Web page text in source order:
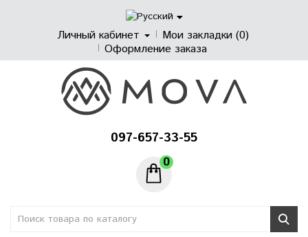
Личный кабинет
Мои закладки (0)
Оформление заказа
097-657-33-55
0